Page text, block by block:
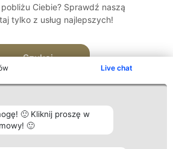
Live chat
🙂 Kliknij proszę w
🙂
Ciebie? Sprawdź naszą
tylko z usług najlepszych!
Szukaj
Plebiscyt Kontakt